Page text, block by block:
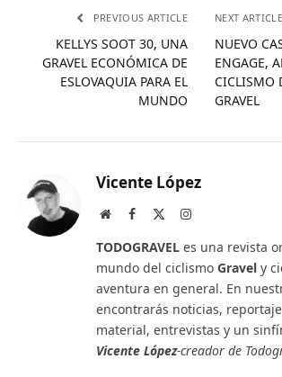
PREVIOUS ARTICLE
KELLYS SOOT 30, UNA
GRAVEL ECONÓMICA DE
ESLOVAQUIA PARA EL
MUNDO
NEXT ARTICLE
NUEVO
ENGAGE,
CICLISMO
GRAVEL
Vicente López
WebsiteFacebook Instagram
TODOGRAVEL es una revista
mundo del ciclismo Gravel y
aventura en general. En
encontrarás noticias,
material, entrevistas y un
Vicente López-creador de